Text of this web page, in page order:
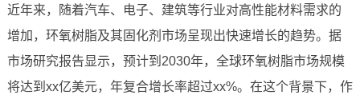
近年来，随着汽车、电子、建筑等行业对高性能材料需求的
增加，环氧树脂及其固化剂市场呈现出快速增长的趋势。据
市场研究报告显示，预计到2030年，全球环氧树脂市场规模
将达到xx亿美元，年复合增长率超过xx%。在这个背景下，作